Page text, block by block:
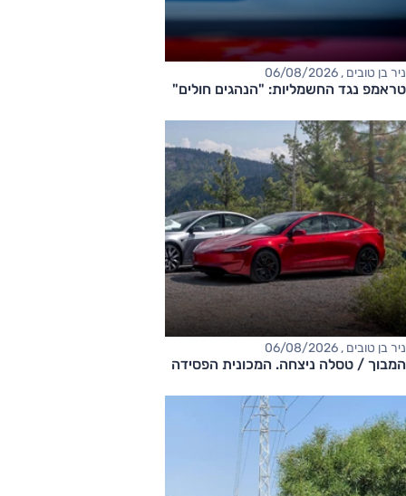
ניר בן טובים , 06/08/2026
טראמפ נגד החשמליות: "הנהגים חולים"
ניר בן טובים , 06/08/2026
המבוך / טסלה ניצחה. המכונית הפסידה